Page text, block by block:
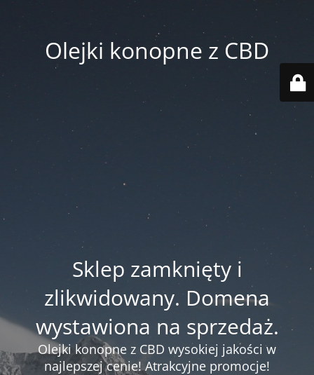
Olejki konopne z CBD
Sklep zamknięty i
zlikwidowany. Domena
wystawiona na sprzedaż.
Olejki konopne z CBD wysokiej jakości w
najlepszej cenie! Atrakcyjne promocje!